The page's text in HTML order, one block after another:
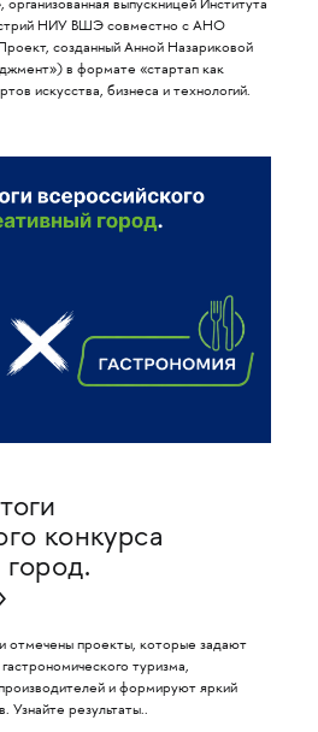
выпускницей Института
НИУ ВШЭ совместно с АНО
созданный Анной Назариковой
в формате «стартап как
искусства, бизнеса и технологий.
конкурса
отмечены проекты, которые задают
туризма,
и формируют яркий
Узнайте результаты..